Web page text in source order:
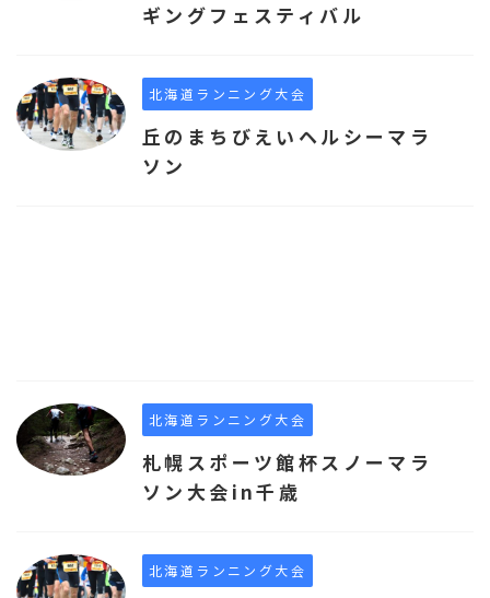
ギングフェスティバル
北海道ランニング大会
丘のまちびえいヘルシーマラ
ソン
北海道ランニング大会
札幌スポーツ館杯スノーマラ
ソン大会in千歳
北海道ランニング大会